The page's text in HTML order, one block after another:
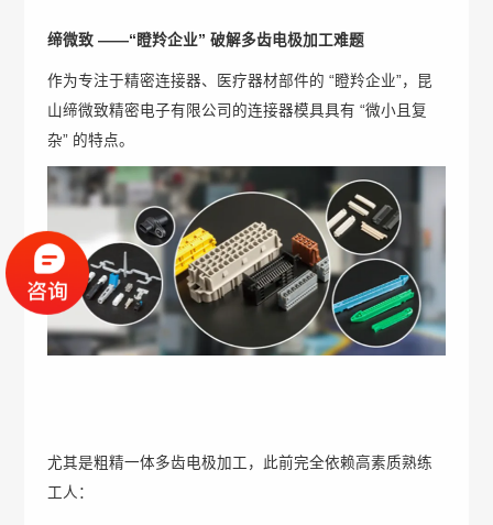
缔微致 ——“瞪羚企业” 破解多齿电极加工难题
作为专注于精密连接器、医疗器材部件的 “瞪羚企业”，昆
山缔微致精密电子有限公司的连接器模具具有 “微小且复
杂” 的特点。
尤其是粗精一体多齿电极加工，此前完全依赖高素质熟练
工人：